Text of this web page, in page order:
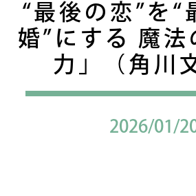
“最後の恋”を“
婚”にする 魔法
力」（角川
2026/01/